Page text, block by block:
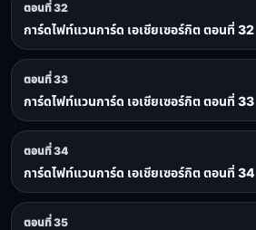
ตอนที่ 32
การ์ดไฟท์แวนการ์ด เอเชียเซอร์กิต ตอนที่ 32
ตอนที่ 33
การ์ดไฟท์แวนการ์ด เอเชียเซอร์กิต ตอนที่ 33
ตอนที่ 34
การ์ดไฟท์แวนการ์ด เอเชียเซอร์กิต ตอนที่ 34
ตอนที่ 35